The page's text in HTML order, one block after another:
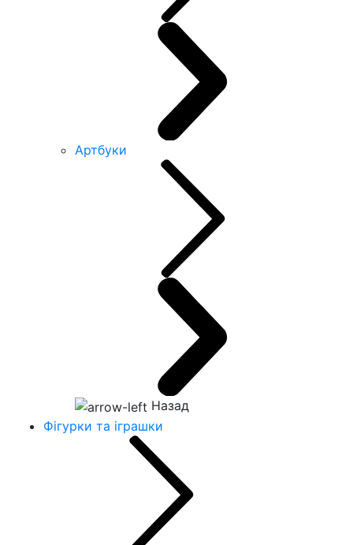
Артбуки
Назад
Фігурки та іграшки